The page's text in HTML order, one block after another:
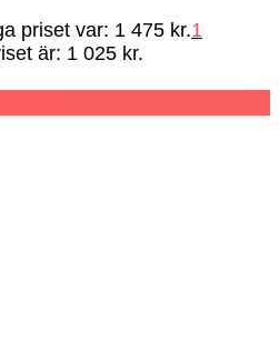
priset var: 1 475 kr.1
är: 1 025 kr.